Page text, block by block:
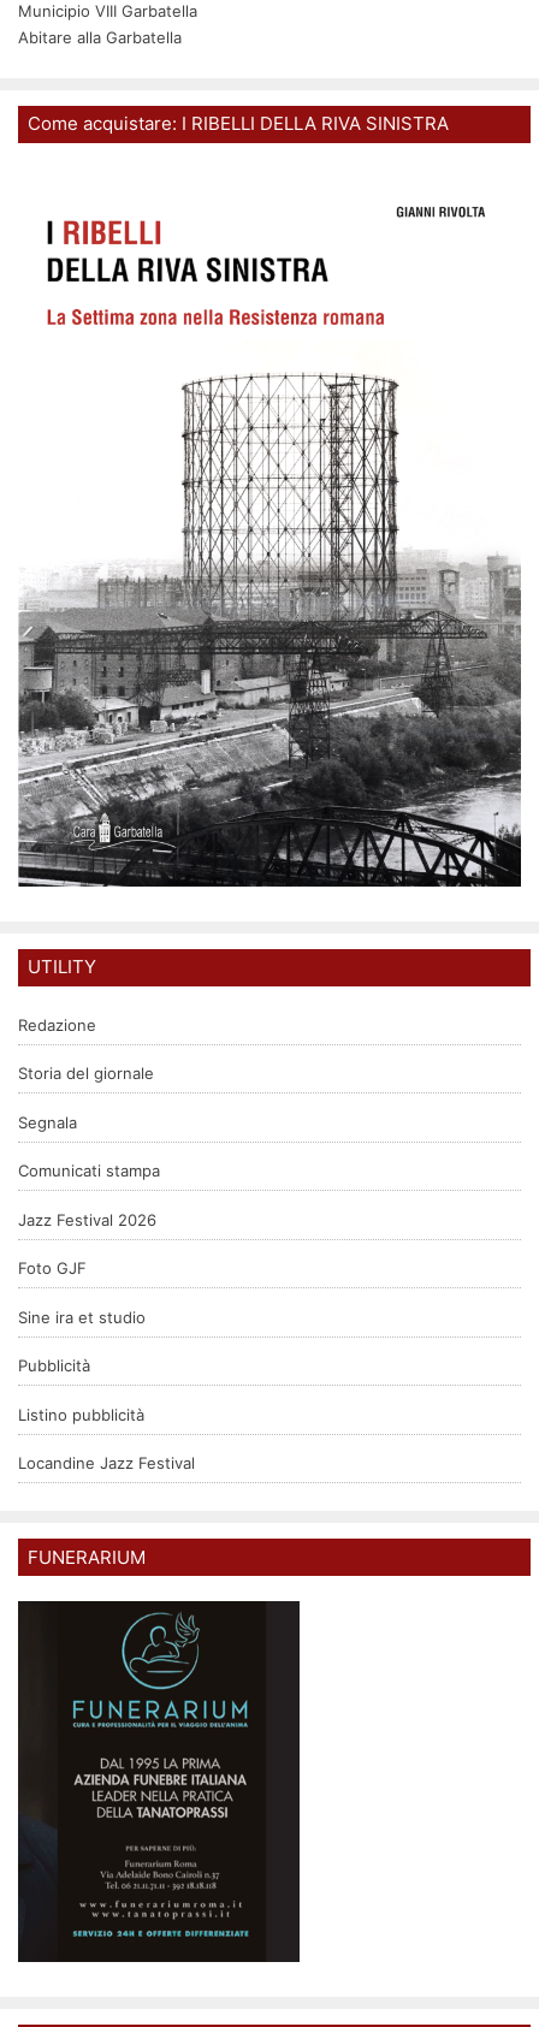
Municipio VIII Garbatella
Abitare alla Garbatella
Come acquistare: I RIBELLI DELLA RIVA SINISTRA
UTILITY
Redazione
Storia del giornale
Segnala
Comunicati stampa
Jazz Festival 2026
Foto GJF
Sine ira et studio
Pubblicità
Listino pubblicità
Locandine Jazz Festival
FUNERARIUM